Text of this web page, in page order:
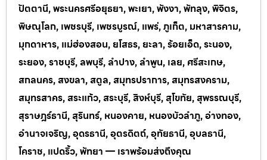
ปัตตานี, พระนครศรีอยุธยา, พะเยา, พังงา, พัทลุง, พิจิตร,
พิษณุโลก, เพชรบุรี, เพชรบูรณ์, แพร่, ภูเก็ต, มหาสารคาม,
มุกดาหาร, แม่ฮ่องสอน, ยโสธร, ยะลา, ร้อยเอ็ด, ระนอง,
ระยอง, ราชบุรี, ลพบุรี, ลำปาง, ลำพูน, เลย, ศรีสะเกษ,
สกลนคร, สงขลา, สตูล, สมุทรปราการ, สมุทรสงคราม,
สมุทรสาคร, สระแก้ว, สระบุรี, สิงห์บุรี, สุโขทัย, สุพรรณบุรี,
สุราษฎร์ธานี, สุรินทร์, หนองคาย, หนองบัวลำภู, อ่างทอง,
อำนาจเจริญ, อุดรธานี, อุตรดิตถ์, อุทัยธานี, อุบลธานี,
โคราช, แปดริ้ว, พัทยา — เราพร้อมส่งถึงคุณ